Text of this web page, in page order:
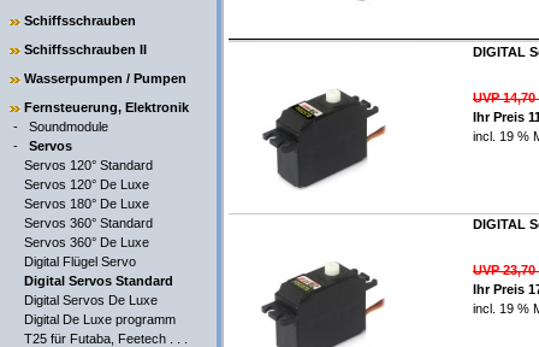
Schiffsschrauben
Schiffsschrauben II
Wasserpumpen / Pumpen
Fernsteuerung, Elektronik
- Soundmodule
- Servos
Servos 120° Standard
Servos 120° De Luxe
Servos 180° De Luxe
Servos 360° Standard
Servos 360° De Luxe
Digital Flügel Servo
Digital Servos Standard
Digital Servos De Luxe
Digital De Luxe programm
T25 für Futaba, Feetech . . .
DIGITAL
UVP 14,70
Ihr Preis
incl. 19 %
DIGITAL
UVP 23,70
Ihr Preis
incl. 19 %